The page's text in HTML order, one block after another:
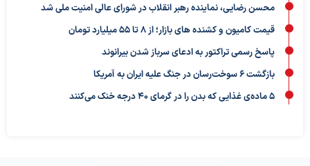
محسن رضایی، نماینده رهبر انقلاب در شورای عالی امنیت ملی شد
قیمت کامیون و کشنده های بازار؛ از ۸ تا ۵۵ میلیارد تومان
پاسخ رسمی تراکتور به ادعای سرباز شدن بیرانوند
بازگشت ۶ سوخت‌رسان در جنگ علیه ایران به آمریکا
۵ ماده‌ی غذایی که بدن را در گرمای ۴۰ درجه خنک می‌کنند